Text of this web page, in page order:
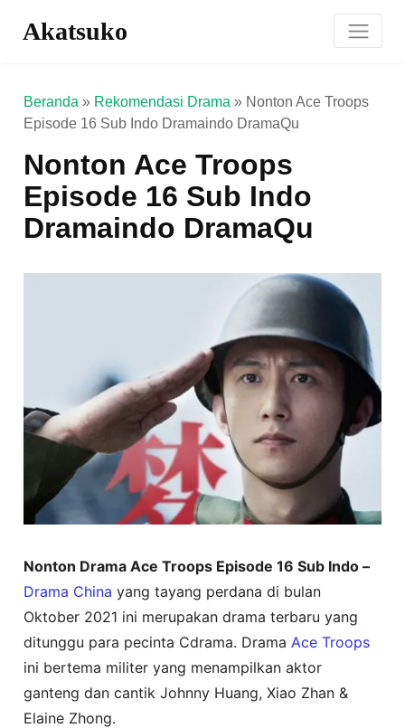
Akatsuko
Beranda » Rekomendasi Drama » Nonton Ace Troops
Episode 16 Sub Indo Dramaindo DramaQu
Nonton Ace Troops
Episode 16 Sub Indo
Dramaindo DramaQu
Nonton Drama Ace Troops Episode 16 Sub Indo –
Drama China yang tayang perdana di bulan
Oktober 2021 ini merupakan drama terbaru yang
ditunggu para pecinta Cdrama. Drama Ace Troops
ini bertema militer yang menampilkan aktor
ganteng dan cantik Johnny Huang, Xiao Zhan &
Elaine Zhong.